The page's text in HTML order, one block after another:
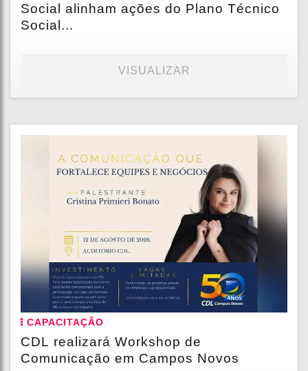
Social alinham ações do Plano Técnico
Social...
VISUALIZAR
CAPACITAÇÃO
CDL realizará Workshop de
Comunicação em Campos Novos